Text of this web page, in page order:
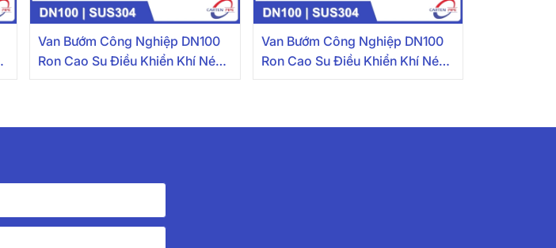
Van Bướm Công Nghiệp DN100
Ron Cao Su Điều Khiển Khí Nén
Van Bướm Công Nghiệp DN100
Ron Cao Su Điều Khiển Khí Nén